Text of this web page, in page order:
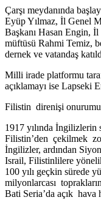
Çarşı meydanında
Eyüp Yılmaz, İl Genel
Başkanı Hasan Engin,
müftüsü Rahmi Temiz,
dernek ve vatandaş
Milli irade platformu
açıklamayı ise Lapseki
Filistin direnişi
1917 yılında İngilizlerin
Filistin’den çekilmek
İngilizler, ardından
Israil, Filistinlilere
100 yılı geçkin sürede
milyonlarcası
Bati Seria’da açık hava